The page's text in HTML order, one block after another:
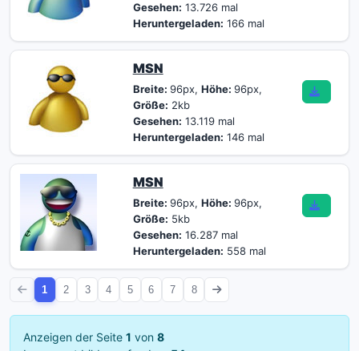
Gesehen: 13.726 mal
Heruntergeladen: 166 mal
MSN
Breite: 96px, Höhe: 96px,
Größe: 2kb
Gesehen: 13.119 mal
Heruntergeladen: 146 mal
MSN
Breite: 96px, Höhe: 96px,
Größe: 5kb
Gesehen: 16.287 mal
Heruntergeladen: 558 mal
1 2 3 4 5 6 7 8
Anzeigen der Seite 1 von 8